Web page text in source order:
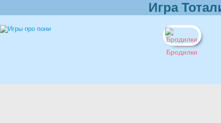
Игра
Бродилки